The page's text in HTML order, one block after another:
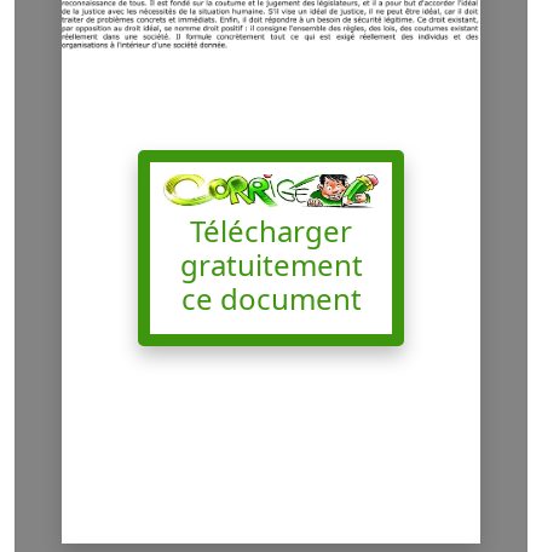
Télécharger
gratuitement
ce document